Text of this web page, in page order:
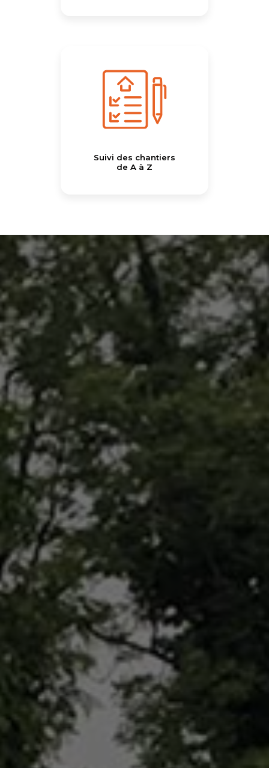
Suivi des chantiers
de A à Z